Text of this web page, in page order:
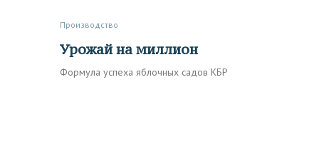
Производство
Урожай на миллион
Формула успеха яблочных садов КБР